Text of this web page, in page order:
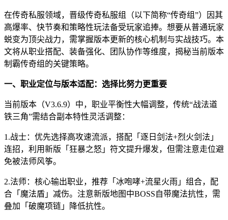
在传奇私服领域，晋级传奇私服组（以下简称“传奇组”）因其
高爆率、快节奏和策略性玩法备受玩家追捧。想要从普通玩家
蜕变为顶尖战力，需掌握版本更新的核心机制与实战技巧。本
文将从职业搭配、装备强化、团队协作等维度，揭秘当前版本
制霸传奇组的关键策略。
一、职业定位与版本适配：选择比努力更重要
当前版本（V3.6.9）中，职业平衡性大幅调整，传统“战法道
铁三角”需结合副本特性灵活调整：
1.战士：优先选择高攻速流派，搭配「逐日剑法+烈火剑法」
连招，利用新版「狂暴之怒」符文提升爆发，但需注意走位避
免被法师风筝。
2.法师：核心输出职业，推荐「冰咆哮+流星火雨」组合，配
合「魔法盾」减伤。注意新版地图中BOSS自带魔法抗性，需
叠加「破魔项链」降低抗性。